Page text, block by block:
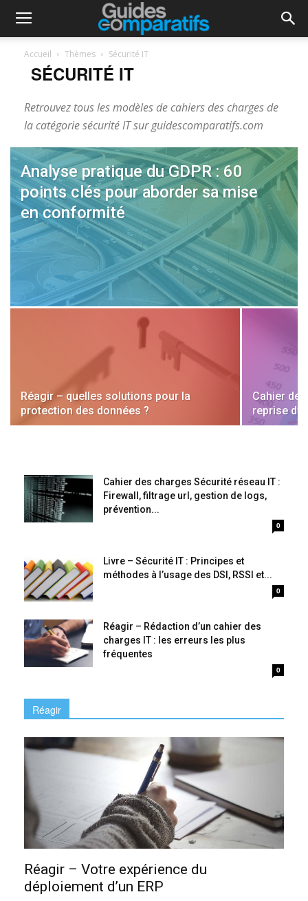
Accueil Thèmes Sécurité IT
SÉCURITÉ IT
Retrouvez tous les modèles de cahiers des charges de
la catégorie sécurité IT sur guidescomparatifs.com
Analyse pratique du GDPR : 60
points clés pour aborder sa mise
en conformité
Réagir – quelles solutions pour la
protection des données ?
Cahier
reprise
Cahier des charges Sécurité réseau IT :
Firewall, filtrage url, gestion de logs,
prévention...
0
Livre – Sécurité IT : Principes et
méthodes à l’usage des DSI, RSSI et...
0
Réagir – Rédaction d’un cahier des
charges IT : les erreurs les plus
fréquentes
0
Réagir
Réagir – Votre expérience du
déploiement d’un ERP